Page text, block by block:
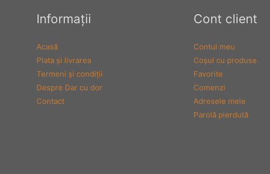
Informaţii
Acasă
Plata şi livrarea
Termeni şi condiţii
Despre Dar cu dor
Contact
Cont client
Contul meu
Coşul cu produse
Favorite
Comenzi
Adresele mele
Parolă pierdută